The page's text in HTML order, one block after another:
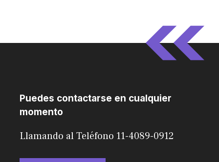
Puedes contactarse en cualquier
momento
Llamando al Teléfono 11-4089-0912